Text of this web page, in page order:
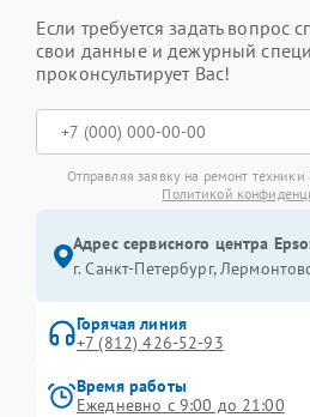
Если требуется задать вопрос
свои данные и дежурный
проконсультирует Вас!
Отправляя заявку на ремонт техники
Политикой
Адрес сервисного центра
г. Санкт-Петербург,
Горячая линия
+7 (812) 426-52-93
Время работы
Ежедневно с 9:00 до 21:00